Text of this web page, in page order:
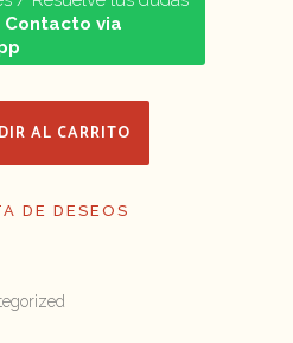
Contacto via
AL CARRITO
DE DESEOS